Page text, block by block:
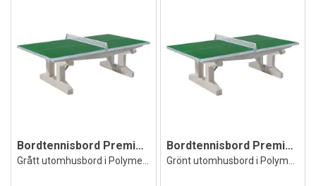
Bordtennisbord Premium Stabil 700 kg Bordtennisbord Premium Stabil 700 kg